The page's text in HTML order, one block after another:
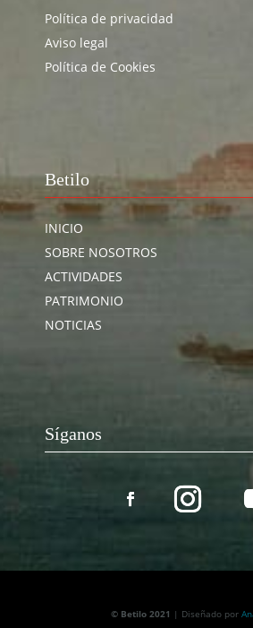
Política de privacidad
Aviso legal
Política de Cookies
Betilo
INICIO
SOBRE NOSOTROS
ACTIVIDADES
PATRIMONIO
NOTICIAS
Síganos
© Betilo 2021 | Diseñado por